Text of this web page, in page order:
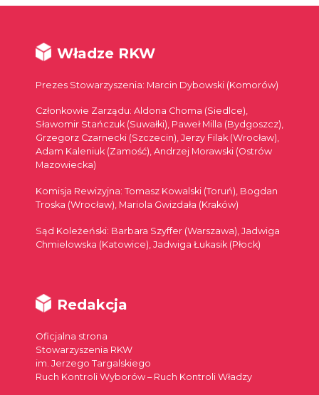
Władze RKW
Prezes Stowarzyszenia: Marcin Dybowski (Komorów)
Członkowie Zarządu: Aldona Choma (Siedlce),
Sławomir Stańczuk (Suwałki), Paweł Milla (Bydgoszcz),
Grzegorz Czarnecki (Szczecin), Jerzy Filak (Wrocław),
Adam Kaleniuk (Zamość), Andrzej Morawski (Ostrów
Mazowiecka)
Komisja Rewizyjna: Tomasz Kowalski (Toruń), Bogdan
Troska (Wrocław), Mariola Gwizdała (Kraków)
Sąd Koleżeński: Barbara Szyffer (Warszawa), Jadwiga
Chmielowska (Katowice), Jadwiga Łukasik (Płock)
Redakcja
Oficjalna strona
Stowarzyszenia RKW
im. Jerzego Targalskiego
Ruch Kontroli Wyborów – Ruch Kontroli Władzy